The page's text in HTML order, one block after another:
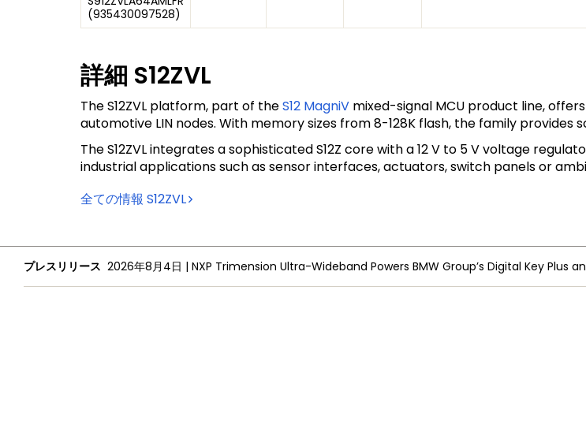
(935430097528)
詳細 S12ZVL
The S12ZVL platform, part of theS12 MagniV mixed-signal MCU product line,
automotive LIN nodes. With memory sizes from 8-128K flash, the family
The S12ZVL integrates a sophisticated S12Z core with a 12 V to 5 V voltage
industrial applications such as sensor interfaces, actuators, switch panels or
全ての情報 S12ZVL
プレスリリース 2026年8月4日 |